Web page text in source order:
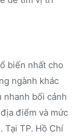
biến nhất cho
ngành khác
bối cảnh
điểm và mức
Tại TP. Hồ Chí